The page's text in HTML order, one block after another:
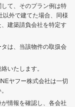
て、そのプラン例は特
以外で建てた場合、同様
建築請負会社を特定す
は、当該物件の取扱会
いたします。
ヤフー株式会社は一切
情報を確認し、各会社